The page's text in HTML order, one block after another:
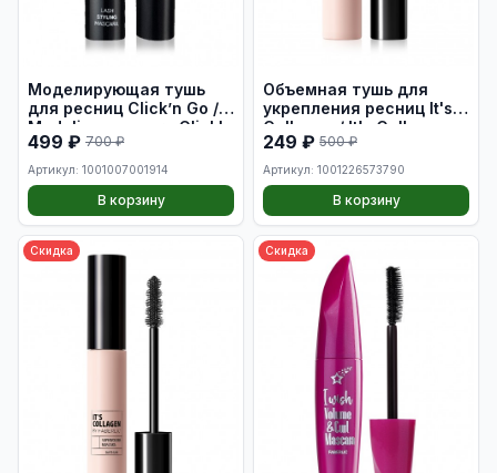
Моделирующая тушь
для ресниц Click’n Go /
Modeling mascara Click'n
Go
499 ₽ 700 ₽
Артикул: 1001007001914
В корзину
Объемная тушь для
укрепления ресниц It's
Сollagen / It's Collagen
Volumizing &
Strengthening Mascara
249 ₽ 500 ₽
Артикул: 1001226573790
В корзину
Скидка Скидка